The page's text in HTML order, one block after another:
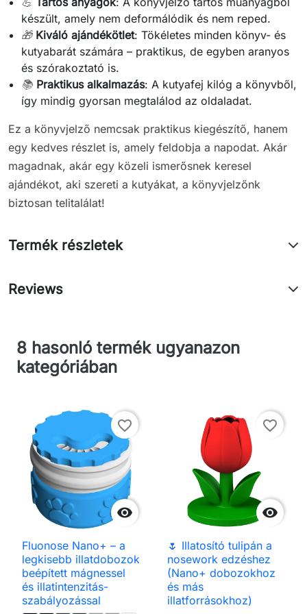
készült, amely nem deformálódik és nem reped.
🎁 Kiváló ajándékötlet: Tökéletes minden könyv- és
kutyabarát számára – praktikus, de egyben aranyos
és szórakoztató is.
📚 Praktikus alkalmazás: A kutyafej kilóg a könyvből,
így mindig gyorsan megtalálod az oldaladat.
Ez a könyvjelző nemcsak praktikus kiegészítő, hanem
egy kedves részlet is, amely feldobja a napodat. Akár
magadnak, akár egy közeli ismerősnek keresel
ajándékot, aki szereti a kutyákat, a könyvjelzőnk
biztosan telitalálat!
Termék részletek
Reviews
8 hasonló termék ugyanazon
kategóriában

favorite_border
Fluonose Nano+ – a
legkisebb illatdobozok
beépített mágnessel
és illatintenzitás-
szabályozással

favorite_border
🌷 Illatosító tulipán a
nosework edzéshez
(Nano+ dobozokhoz
és más
illatforrásokhoz)